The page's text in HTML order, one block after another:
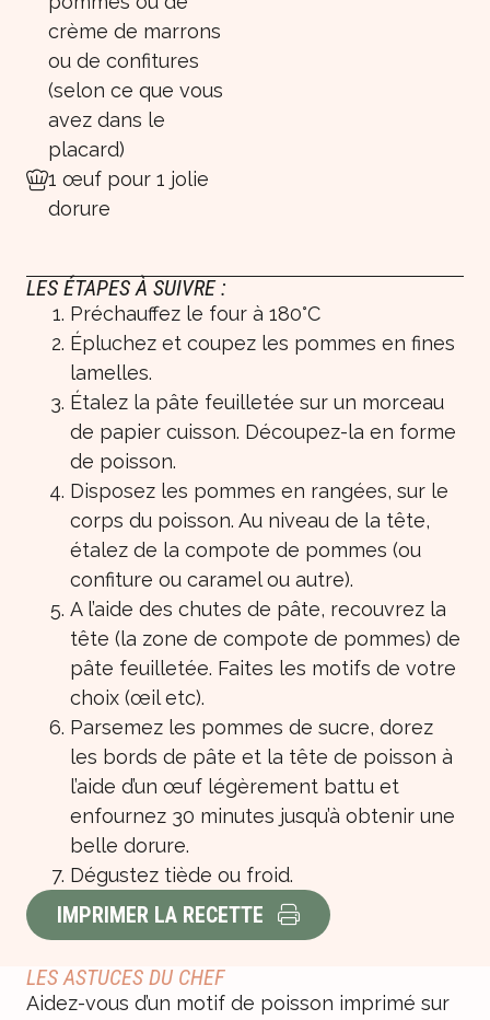
crème de marrons
ou de confitures
(selon ce que vous
avez dans le
placard)
1 œuf pour 1 jolie
dorure
LES ÉTAPES À SUIVRE :
Préchauffez le four à 180°C
Épluchez et coupez les pommes en fines
lamelles.
Étalez la pâte feuilletée sur un morceau
de papier cuisson. Découpez-la en forme
de poisson.
Disposez les pommes en rangées, sur le
corps du poisson. Au niveau de la tête,
étalez de la compote de pommes (ou
confiture ou caramel ou autre).
A l’aide des chutes de pâte, recouvrez la
tête (la zone de compote de pommes) de
pâte feuilletée. Faites les motifs de votre
choix (œil etc).
Parsemez les pommes de sucre, dorez
les bords de pâte et la tête de poisson à
l’aide d’un œuf légèrement battu et
enfournez 30 minutes jusqu’à obtenir une
belle dorure.
Dégustez tiède ou froid.
IMPRIMER LA RECETTE
LES ASTUCES DU CHEF
Aidez-vous d’un motif de poisson imprimé sur